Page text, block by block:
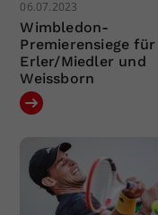
06.07.2023
Wimbledon-
Premierensiege für
Erler/Miedler und
Weissborn